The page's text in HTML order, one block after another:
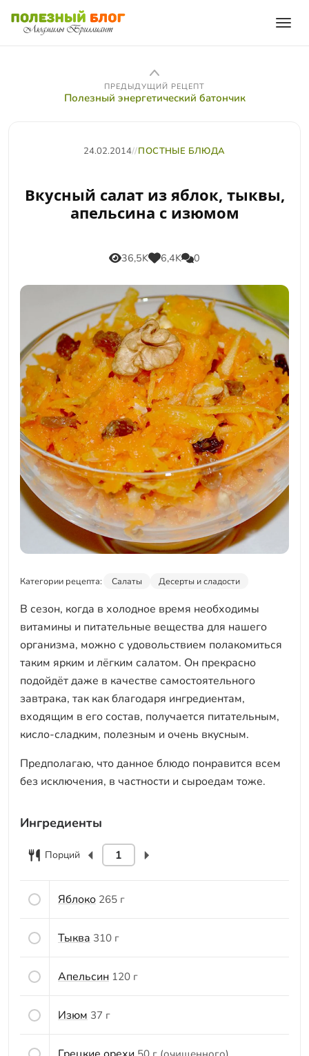
ПРЕДЫДУЩИЙ РЕЦЕПТ
Полезный энергетический батончик
24.02.2014//ПОСТНЫЕ БЛЮДА
Вкусный салат из яблок, тыквы,
апельсина с изюмом
36,5K 6,4K 0
Категории рецепта: Салаты Десерты и сладости
В сезон, когда в холодное время необходимы
витамины и питательные вещества для нашего
организма, можно с удовольствием полакомиться
таким ярким и лёгким салатом. Он прекрасно
подойдёт даже в качестве самостоятельного
завтрака, так как благодаря ингредиентам,
входящим в его состав, получается питательным,
кисло-сладким, полезным и очень вкусным.
Предполагаю, что данное блюдо понравится всем
без исключения, в частности и сыроедам тоже.
Ингредиенты
Порций
Яблоко 265 г
Тыква 310 г
Апельсин 120 г
Изюм 37 г